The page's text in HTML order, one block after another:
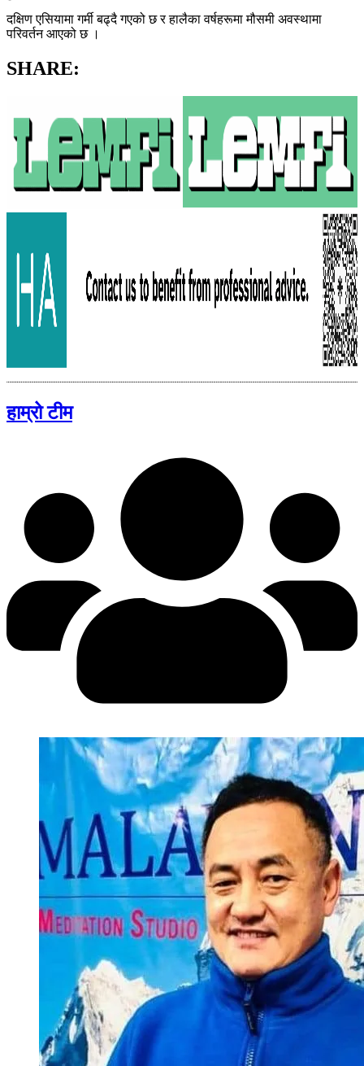
दक्षिण एसियामा गर्मी बढ्दै गएको छ र हालैका वर्षहरूमा मौसमी अवस्थामा
परिवर्तन आएको छ ।
SHARE:
हाम्रो टीम